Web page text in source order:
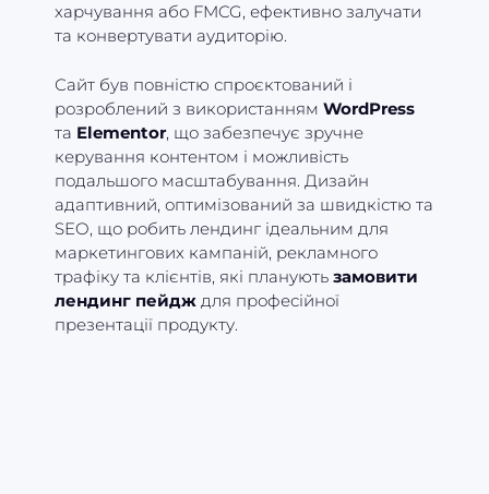
харчування або FMCG, ефективно залучати
та конвертувати аудиторію.
Сайт був повністю спроєктований і
розроблений з використанням WordPress
та Elementor, що забезпечує зручне
керування контентом і можливість
подальшого масштабування. Дизайн
адаптивний, оптимізований за швидкістю та
SEO, що робить лендинг ідеальним для
маркетингових кампаній, рекламного
трафіку та клієнтів, які планують замовити
лендинг пейдж для професійної
презентації продукту.